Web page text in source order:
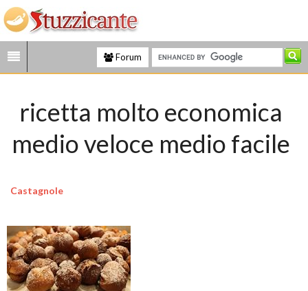
Forum
ricetta molto economica
medio veloce medio facile
Castagnole